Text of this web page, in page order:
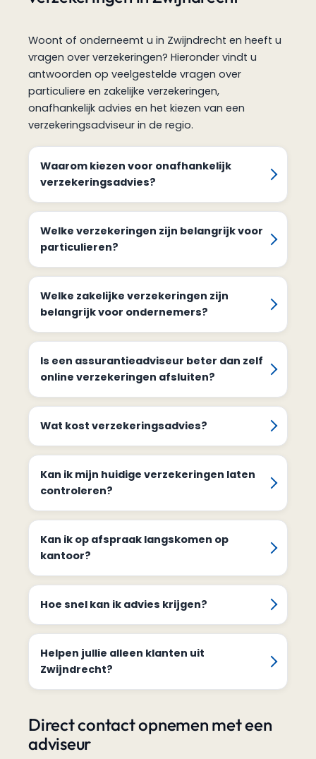
Woont of onderneemt u in Zwijndrecht en heeft u
vragen over verzekeringen? Hieronder vindt u
antwoorden op veelgestelde vragen over
particuliere en zakelijke verzekeringen,
onafhankelijk advies en het kiezen van een
verzekeringsadviseur in de regio.
Waarom kiezen voor onafhankelijk
verzekeringsadvies?
Welke verzekeringen zijn belangrijk voor
particulieren?
Welke zakelijke verzekeringen zijn
belangrijk voor ondernemers?
Is een assurantieadviseur beter dan zelf
online verzekeringen afsluiten?
Wat kost verzekeringsadvies?
Kan ik mijn huidige verzekeringen laten
controleren?
Kan ik op afspraak langskomen op
kantoor?
Hoe snel kan ik advies krijgen?
Helpen jullie alleen klanten uit
Zwijndrecht?
Direct contact opnemen met een
adviseur